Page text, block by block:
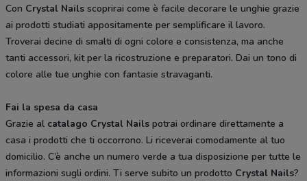
Con Crystal Nails scoprirai come è facile decorare le unghie grazie
ai prodotti studiati appositamente per semplificare il lavoro.
Troverai decine di smalti di ogni colore e consistenza, ma anche
tanti accessori, kit per la ricostruzione e preparatori. Dai un tono di
colore alle tue unghie con fantasie stravaganti.
Fai la spesa da casa
Grazie al catalago Crystal Nails potrai ordinare direttamente a
casa i prodotti che ti occorrono. Li riceverai comodamente al tuo
domicilio. C’è anche un numero verde a tua disposizione per tutte le
informazioni sugli ordini. Ti serve subito un prodotto Crystal Nails?